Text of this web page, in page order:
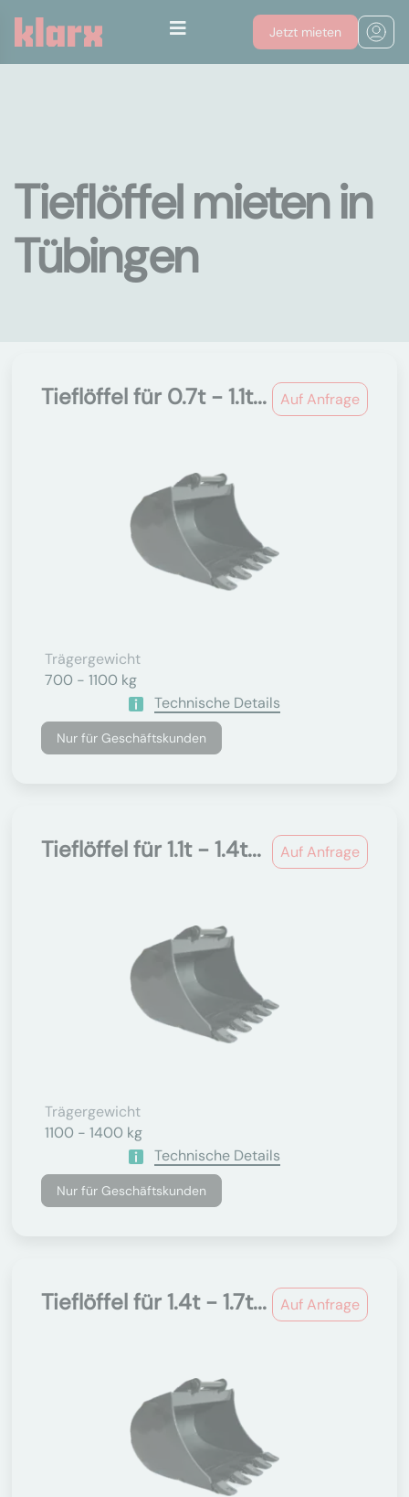
Jetzt mieten
Tieflöffel mieten in
Tübingen
Auf Anfrage
Tieflöffel für 0.7t - 1.1t...
Trägergewicht
700 - 1100 kg
Technische Details
Nur für Geschäftskunden
Auf Anfrage
Tieflöffel für 1.1t - 1.4t...
Trägergewicht
1100 - 1400 kg
Technische Details
Nur für Geschäftskunden
Auf Anfrage
Tieflöffel für 1.4t - 1.7t...